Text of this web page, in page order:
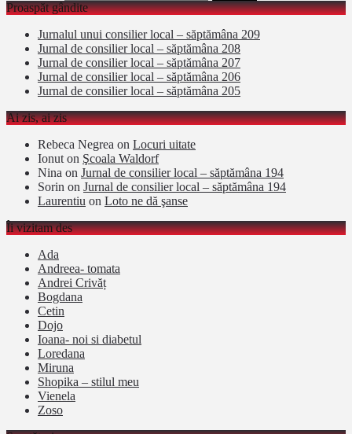
Proaspăt gândite
Jurnalul unui consilier local – săptămâna 209
Jurnal de consilier local – săptămâna 208
Jurnal de consilier local – săptămâna 207
Jurnal de consilier local – săptămâna 206
Jurnal de consilier local – săptămâna 205
Ai zis, ai zis
Rebeca Negrea on Locuri uitate
Ionut on Şcoala Waldorf
Nina on Jurnal de consilier local – săptămâna 194
Sorin on Jurnal de consilier local – săptămâna 194
Laurentiu on Loto ne dă şanse
Îi vizitam des
Ada
Andreea- tomata
Andrei Crivăț
Bogdana
Cetin
Dojo
Ioana- noi si diabetul
Loredana
Miruna
Shopika – stilul meu
Vienela
Zoso